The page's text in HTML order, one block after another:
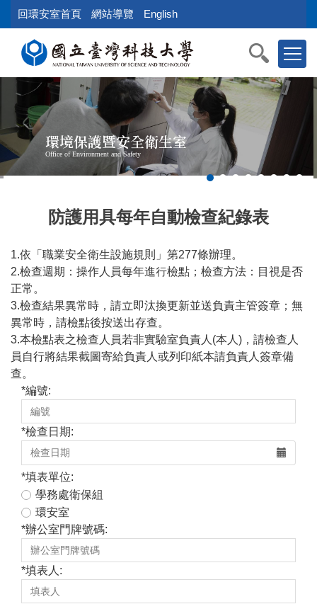
到
內
容
區
塊
回環安室首頁 網站導覽 English
環境保護暨安全衛生室
Office of Environment and Safety
防護用具每年自動檢查紀錄表
1.依「職業安全衛生設施規則」第277條辦理。
2.檢查週期：操作人員每年進行檢點；檢查方法：目視是否
正常。
3.檢查結果異常時，請立即汰換更新並送負責主管簽章；無
異常時，請檢點後按送出存查。
3.本檢點表之檢查人員若非實驗室負責人(本人)，請檢查人
員自行將結果截圖寄給負責人或列印紙本請負責人簽章備
查。
*編號:
*檢查日期:
*填表單位:
學務處衛保組
環安室
*辦公室門牌號碼:
*填表人: